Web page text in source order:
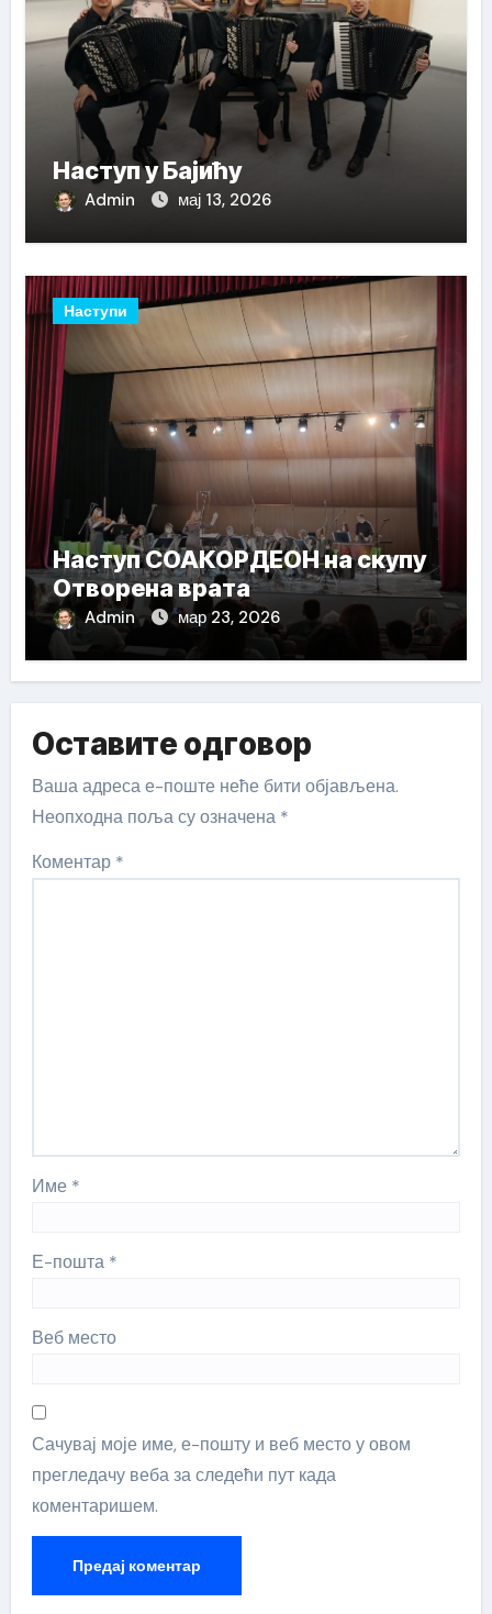
Наступ у Бајићу
Admin мај 13, 2026
Наступи
Наступ СОАКОРДЕОН на скупу
Отворена врата
Admin мар 23, 2026
Оставите одговор
Ваша адреса е-поште неће бити објављена.
Неопходна поља су означена *
Коментар *
Име *
Е-пошта *
Веб место
Сачувај моје име, е-пошту и веб место у овом
прегледачу веба за следећи пут када
коментаришем.